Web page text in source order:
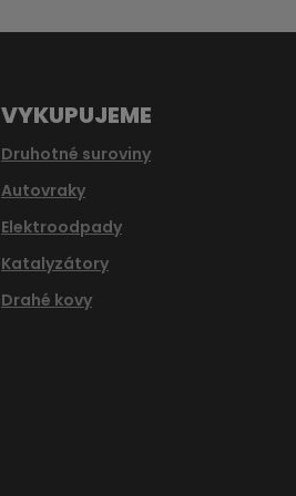
VYKUPUJEME
Druhotné suroviny
Autovraky
Elektroodpady
Katalyzátory
Drahé kovy